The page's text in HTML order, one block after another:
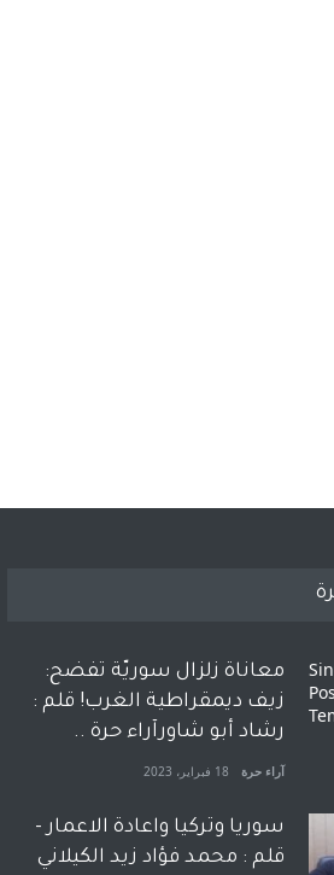
معاناة زلزال سوريّة تفضح:
زيف ديمقراطية الغرب! قلم :
رشاد أبو شاورآراء حرة ..
آراء حرة 18 فبراير، 2023
سوريا وتركيا واعادة الاعمار -
قلم : محمد فؤاد زيد الكيلاني